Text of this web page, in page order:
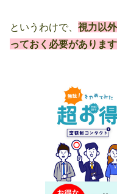
というわけで、視力以
っておく必要があります